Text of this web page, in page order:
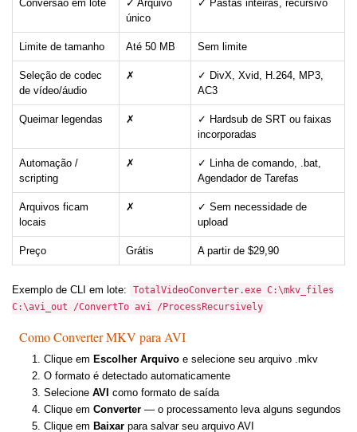
Conversão em lote
✓ Arquivo
único
✓ Pastas inteiras, recursivo
Limite de tamanho Até 50 MB Sem limite
Seleção de codec
de vídeo/áudio
✗
✓ DivX, Xvid, H.264, MP3,
AC3
Queimar legendas ✗
✓ Hardsub de SRT ou faixas
incorporadas
Automação /
scripting
✗
✓ Linha de comando, .bat,
Agendador de Tarefas
Arquivos ficam
locais
✗
✓ Sem necessidade de
upload
Preço Grátis A partir de $29,90
Exemplo de CLI em lote:
TotalVideoConverter.exe C:\mkv_files
C:\avi_out /ConvertTo avi /ProcessRecursively
Como Converter MKV para AVI
Clique em Escolher Arquivo e selecione seu arquivo .mkv
O formato é detectado automaticamente
Selecione AVI como formato de saída
Clique em Converter — o processamento leva alguns segundos
Clique em Baixar para salvar seu arquivo AVI